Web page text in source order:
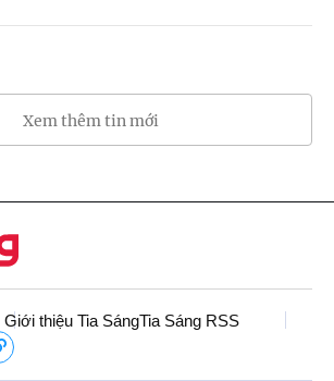
Xem thêm tin mới
Giới thiệu Tia SángTia Sáng RSS